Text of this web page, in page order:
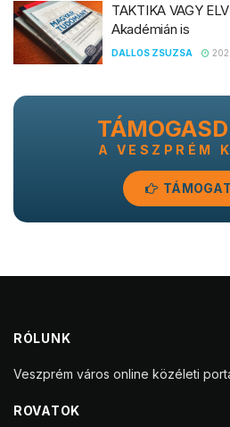
TAKTIKA VAGY
Akadémián is
DALLOS ZSUZSA
A VESZPRÉM
RÓLUNK
Veszprém város online közéleti
ROVATOK